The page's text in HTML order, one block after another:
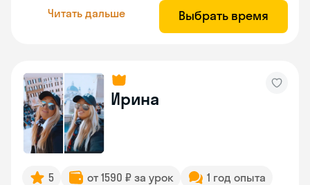
Читать дальше Выбрать время
Ирина
5 от 1590 ₽ за урок
1 год опыта